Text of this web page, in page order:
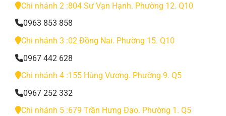
Chi nhánh 2 :804 Sư Vạn Hạnh. Phường 12. Q10
0963 853 858
Chi nhánh 3 :02 Đồng Nai. Phường 15. Q10
0967 442 628
Chi nhánh 4 :155 Hùng Vương. Phường 9. Q5
0967 252 332
Chi nhánh 5 :679 Trần Hưng Đạo. Phường 1. Q5